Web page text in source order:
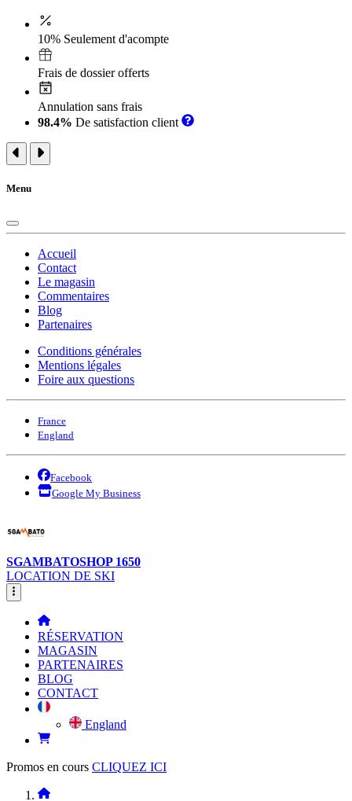
10% Seulement d'acompte
Frais de dossier offerts
Annulation sans frais
98.4% De satisfaction client
Menu
Accueil
Contact
Le magasin
Commentaires
Blog
Partenaires
Conditions générales
Mentions légales
Foire aux questions
France
England
Facebook
Google My Business
SGAMBATOSHOP 1650
LOCATION DE SKI
RÉSERVATION
MAGASIN
PARTENAIRES
BLOG
CONTACT
England
Promos en cours CLIQUEZ ICI